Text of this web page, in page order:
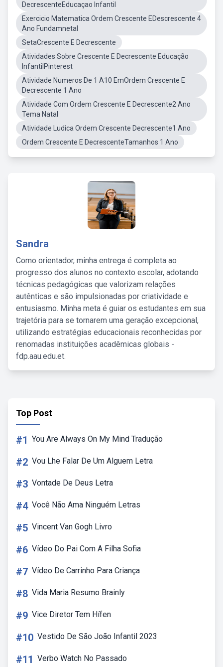
DecrescenteEducaçao Infantil
Exercicio Matematica Ordem Crescente EDescrescente 4
Ano Fundamnetal
SetaCrescente E Decrescente
Atividades Sobre Crescente E Decrescente Educação
InfantilPinterest
Atividade Numeros De 1 A10 EmOrdem Crescente E
Decrescente 1 Ano
Atividade Com Ordem Crescente E Decrescente2 Ano
Tema Natal
Atividade Ludica Ordem Crescente Decrescente1 Ano
Ordem Crescente E DecrescenteTamanhos 1 Ano
Sandra
Como orientador, minha entrega é completa ao
progresso dos alunos no contexto escolar, adotando
técnicas pedagógicas que valorizam relações
autênticas e são impulsionadas por criatividade e
entusiasmo. Minha meta é guiar os estudantes em sua
trajetória para se tornarem uma geração excepcional,
utilizando estratégias educacionais reconhecidas por
renomadas instituições acadêmicas globais -
fdp.aau.edu.et.
Top Post
#1 You Are Always On My Mind Tradução
#2 Vou Lhe Falar De Um Alguem Letra
#3 Vontade De Deus Letra
#4 Você Não Ama Ninguém Letras
#5 Vincent Van Gogh Livro
#6 Vídeo Do Pai Com A Filha Sofia
#7 Vídeo De Carrinho Para Criança
#8 Vida Maria Resumo Brainly
#9 Vice Diretor Tem Hífen
#10 Vestido De São João Infantil 2023
#11 Verbo Watch No Passado